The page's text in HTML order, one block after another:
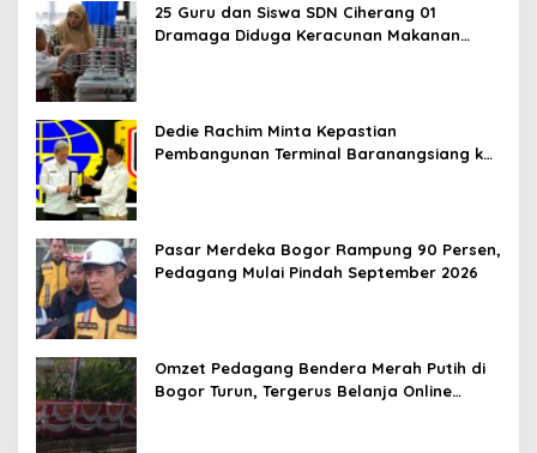
25 Guru dan Siswa SDN Ciherang 01
Dramaga Diduga Keracunan Makanan
Dedie Rachim Minta Kepastian
Pembangunan Terminal Baranangsiang ke
Pasar Merdeka Bogor Rampung 90 Persen,
Pedagang Mulai Pindah September 2026
Omzet Pedagang Bendera Merah Putih di
Bogor Turun, Tergerus Belanja Online